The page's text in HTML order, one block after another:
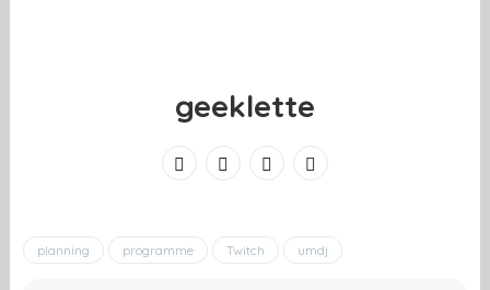
geeklette
planning programme Twitch umdj